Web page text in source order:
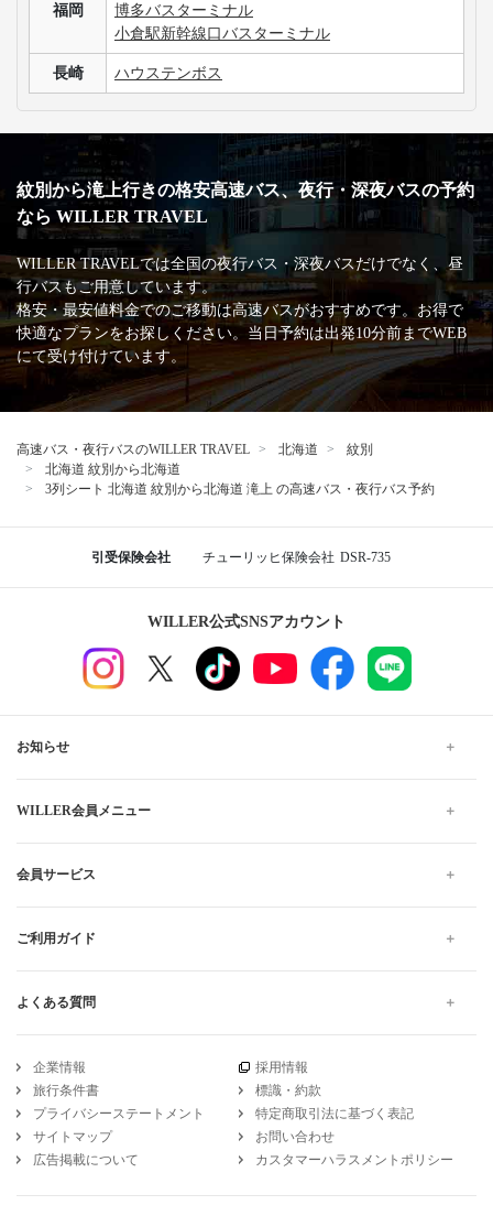
福岡
博多バスターミナル
小倉駅新幹線口バスターミナル
長崎 ハウステンボス
紋別から滝上行きの格安高速バス、夜行・深夜バスの予約
なら WILLER TRAVEL
WILLER TRAVELでは全国の夜行バス・深夜バスだけでなく、昼
行バスもご用意しています。
格安・最安値料金でのご移動は高速バスがおすすめです。お得で
快適なプランをお探しください。当日予約は出発10分前までWEB
にて受け付けています。
高速バス・夜行バスのWILLER TRAVEL 北海道
紋別
北海道 紋別から北海道
3列シート 北海道 紋別から北海道 滝上 の高速バス・夜行バス予約
引受保険会社 チューリッヒ保険会社 DSR-735
WILLER公式SNSアカウント
お知らせ
WILLER会員メニュー
会員サービス
ご利用ガイド
よくある質問
企業情報
採用情報
旅行条件書
標識・約款
プライバシーステートメント
特定商取引法に基づく表記
サイトマップ
お問い合わせ
広告掲載について
カスタマーハラスメントポリシー